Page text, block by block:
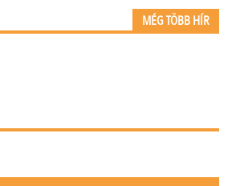
MÉG TÖBB HÍR